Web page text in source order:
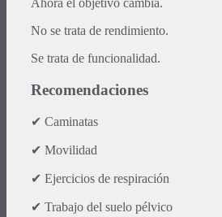
No se trata de rendimiento.
Se trata de funcionalidad.
Recomendaciones
✔ Caminatas
✔ Movilidad
✔ Ejercicios de respiración
✔ Trabajo del suelo pélvico